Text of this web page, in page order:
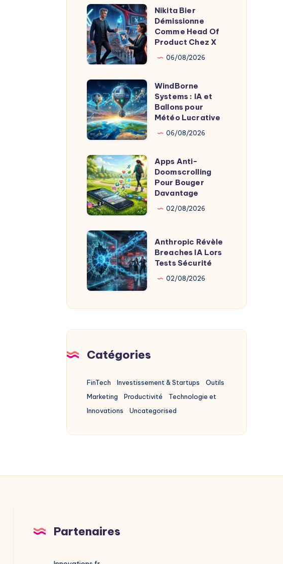
Agentique
Nikita
Bier
Démissionne
Comme
Head
Of
Product
Chez
X
Nikita Bier
Démissionne
Comme Head Of
Product Chez X
06/08/2026
WindBorne
Systems
:
IA
et
Ballons
pour
Météo
Lucrative
WindBorne
Systems : IA et
Ballons pour
Météo Lucrative
06/08/2026
Apps
Anti-
Doomscrolling
Pour
Bouger
Davantage
Apps Anti-
Doomscrolling
Pour Bouger
Davantage
02/08/2026
Anthropic
Révèle
Breaches
IA
Lors
Tests
Anthropic Révèle
Breaches IA Lors
Tests Sécurité
02/08/2026
Catégories
FinTech Investissement & Startups
Outils
Marketing
Productivité
Technologie et
Innovations
Uncategorised
Partenaires